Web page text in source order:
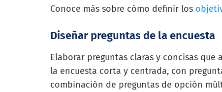
Conoce más sobre cómo definir los
Diseñar preguntas de la encuesta
Elaborar preguntas claras y concisas
la encuesta corta y centrada, con
combinación de preguntas de opción